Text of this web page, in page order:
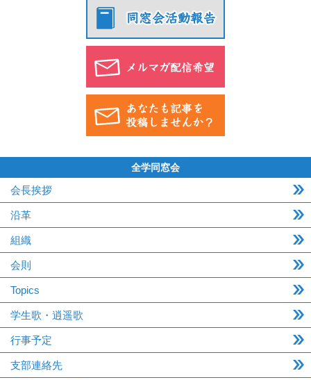
全学同窓会
会長挨拶
沿革
組織
会則
Topics
学生歌・逍遥歌
行事予定
支部連絡先